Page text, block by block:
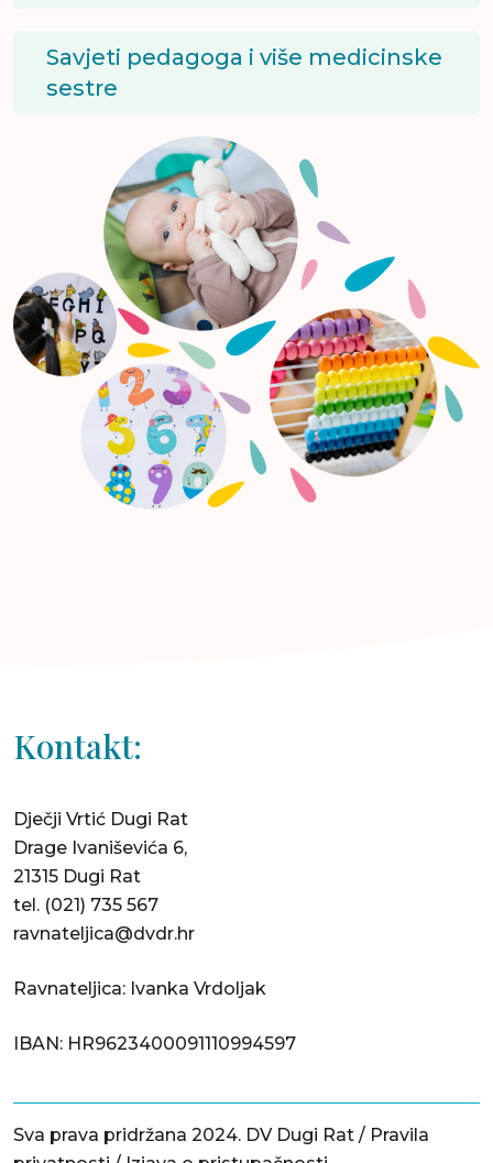
Savjeti pedagoga i više medicinske
sestre
Kontakt:
Dječji Vrtić Dugi Rat
Drage Ivaniševića 6,
21315 Dugi Rat
tel. (021) 735 567
ravnateljica@dvdr.hr
Ravnateljica: Ivanka Vrdoljak
IBAN: HR9623400091110994597
Sva prava pridržana 2024. DV Dugi Rat / Pravila